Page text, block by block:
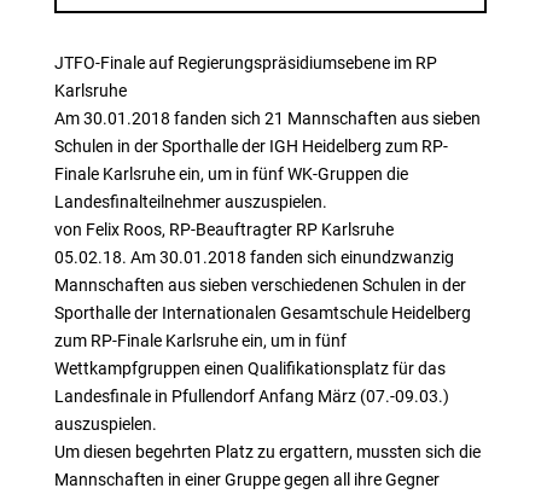
JTFO-Finale auf Regierungspräsidiumsebene im RP
Karlsruhe
Am 30.01.2018 fanden sich 21 Mannschaften aus sieben
Schulen in der Sporthalle der IGH Heidelberg zum RP-
Finale Karlsruhe ein, um in fünf WK-Gruppen die
Landesfinalteilnehmer auszuspielen.
von Felix Roos, RP-Beauftragter RP Karlsruhe
05.02.18. Am 30.01.2018 fanden sich einundzwanzig
Mannschaften aus sieben verschiedenen Schulen in der
Sporthalle der Internationalen Gesamtschule Heidelberg
zum RP-Finale Karlsruhe ein, um in fünf
Wettkampfgruppen einen Qualifikationsplatz für das
Landesfinale in Pfullendorf Anfang März (07.-09.03.)
auszuspielen.
Um diesen begehrten Platz zu ergattern, mussten sich die
Mannschaften in einer Gruppe gegen all ihre Gegner